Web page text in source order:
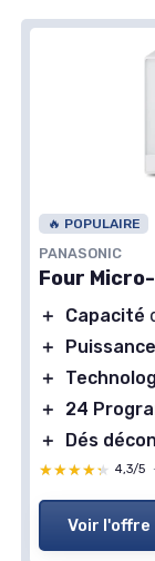
🔥 POPULAIRE
PANASONIC
Four
＋ Capacité
＋
Puissance
＋
＋
24
＋
Dés
★★★★★
★★★★★ 4,3/5
Voir l'offre